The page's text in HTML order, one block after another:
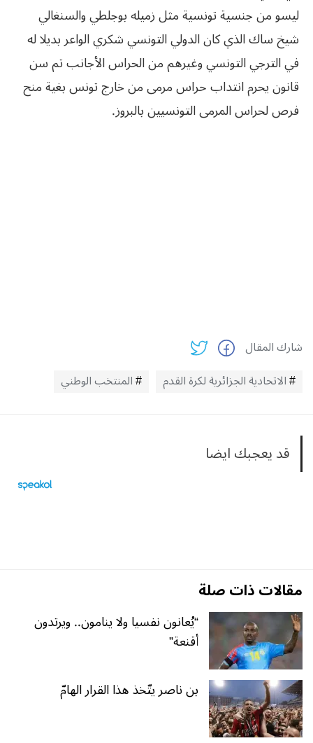
ليسو من جنسية تونسية مثل زميله بوجلطي والسنغالي
شيخ ساك الذي كان الدولي التونسي شكري الواعر بديلا له
في الترجي التونسي وغيرهم من الحراس الأجانب تم سن
قانون يحرم انتداب حراس مرمى من خارج تونس بغية منح
فرص لحراس المرمى التونسيين بالبروز.
شارك المقال
الاتحادية الجزائرية لكرة القدم
المنتخب الوطني
قد يعجبك ايضا
مقالات ذات صلة
“يُعانون نفسيا ولا ينامون.. ويرتدون
أقنعة”
بن ناصر يتّخذ هذا القرار الهامّ